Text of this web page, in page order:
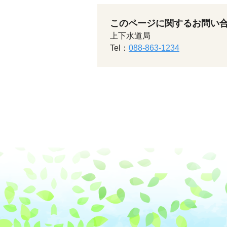
このページに関するお問い
上下水道局
Tel： 088-863-1234